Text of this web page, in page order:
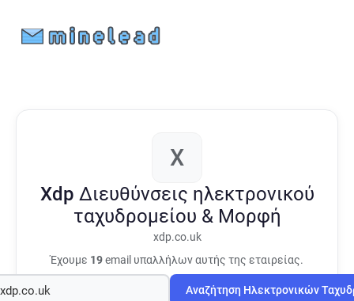
X
Xdp Διευθύνσεις ηλεκτρονικού
ταχυδρομείου & Μορφή
xdp.co.uk
Έχουμε 19email υπαλλήλων αυτής της εταιρείας.
Αναζήτηση Ηλεκτρονικών